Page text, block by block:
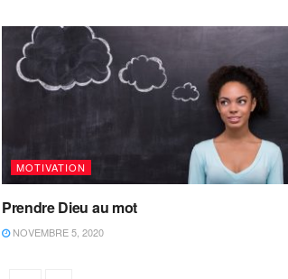
MOTIVATION
Prendre Dieu au mot
NOVEMBRE 5, 2020